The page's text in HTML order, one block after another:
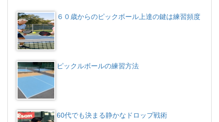
６０歳からのピックボール上達の鍵は練習頻度
ピックルボールの練習方法
60代でも決まる静かなドロップ戦術